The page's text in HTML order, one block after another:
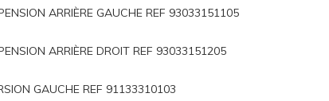
ARRIÈRE GAUCHE REF 93033151105
ARRIÈRE DROIT REF 93033151205
GAUCHE REF 91133310103